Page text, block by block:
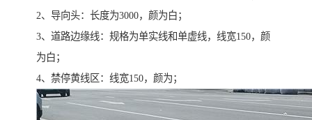
2、导向头：长度为3000，颜为白；
3、道路边缘线：规格为单实线和单虚线，线宽150，颜
为白；
4、禁停黄线区：线宽150，颜为；